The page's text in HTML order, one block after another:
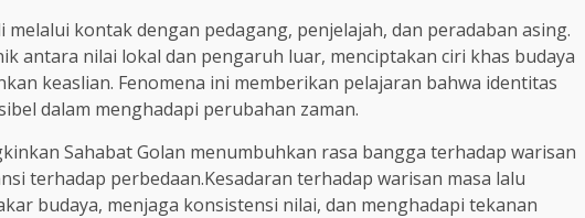
kontak dengan pedagang, penjelajah, dan peradaban asing.
antara nilai lokal dan pengaruh luar, menciptakan ciri khas budaya
keaslian. Fenomena ini memberikan pelajaran bahwa identitas
dalam menghadapi perubahan zaman.
Sahabat Golan menumbuhkan rasa bangga terhadap warisan
terhadap perbedaan.Kesadaran terhadap warisan masa lalu
budaya, menjaga konsistensi nilai, dan menghadapi tekanan